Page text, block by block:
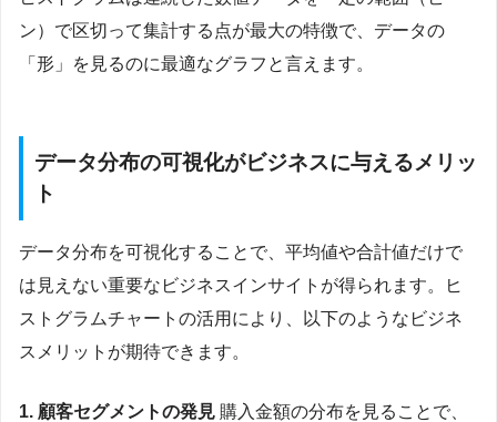
ン）で区切って集計する点が最大の特徴で、データの
「形」を見るのに最適なグラフと言えます。
データ分布の可視化がビジネスに与えるメリッ
ト
データ分布を可視化することで、平均値や合計値だけで
は見えない重要なビジネスインサイトが得られます。ヒ
ストグラムチャートの活用により、以下のようなビジネ
スメリットが期待できます。
1. 顧客セグメントの発見 購入金額の分布を見ることで、